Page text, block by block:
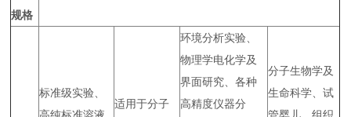
规格
标准级实验、
高纯标准溶液
适用于分子
环境分析实验、
物理学电化学及
界面研究、各种
高精度仪器分
分子生物学及
生命科学、试
管婴儿、组织